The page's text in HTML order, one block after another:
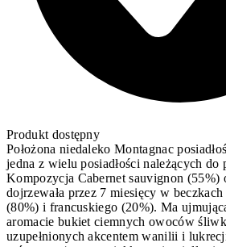
Produkt dostępny
Położona niedaleko Montagnac
jedna z wielu posiadłości należących do
Kompozycja Cabernet sauvignon (55%)
dojrzewała przez 7 miesięcy w
(80%) i francuskiego (20%). Ma
aromacie bukiet ciemnych owoców
uzupełnionych akcentem wanilii i